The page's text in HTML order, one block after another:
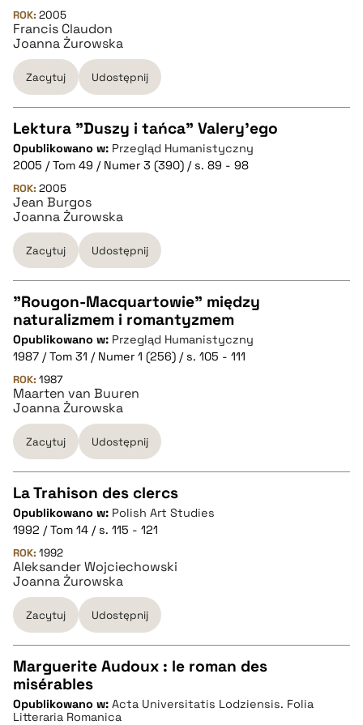
pobierz cytat
BIBTEX
pobierz cytat
ROK: 2005
Francis Claudon
Joanna Żurowska
Zacytuj Udostępnij
CZYSTY TEKST
pobierz cytat
BIBTEX
pobierz cytat
Lektura "Duszy i tańca" Valery'ego
Opublikowano w: Przegląd Humanistyczny
2005 / Tom 49 / Numer 3 (390) / s. 89 - 98
ROK: 2005
Jean Burgos
Joanna Żurowska
Zacytuj Udostępnij
CZYSTY TEKST
pobierz cytat
BIBTEX
pobierz cytat
"Rougon-Macquartowie" między
naturalizmem i romantyzmem
Opublikowano w: Przegląd Humanistyczny
1987 / Tom 31 / Numer 1 (256) / s. 105 - 111
ROK: 1987
Maarten van Buuren
Joanna Żurowska
Zacytuj Udostępnij
CZYSTY TEKST
pobierz cytat
BIBTEX
pobierz cytat
La Trahison des clercs
Opublikowano w: Polish Art Studies
1992 / Tom 14 / s. 115 - 121
ROK: 1992
Aleksander Wojciechowski
Joanna Żurowska
Zacytuj Udostępnij
CZYSTY TEKST
Marguerite Audoux : le roman des
misérables
Opublikowano w: Acta Universitatis Lodziensis. Folia
Litteraria Romanica